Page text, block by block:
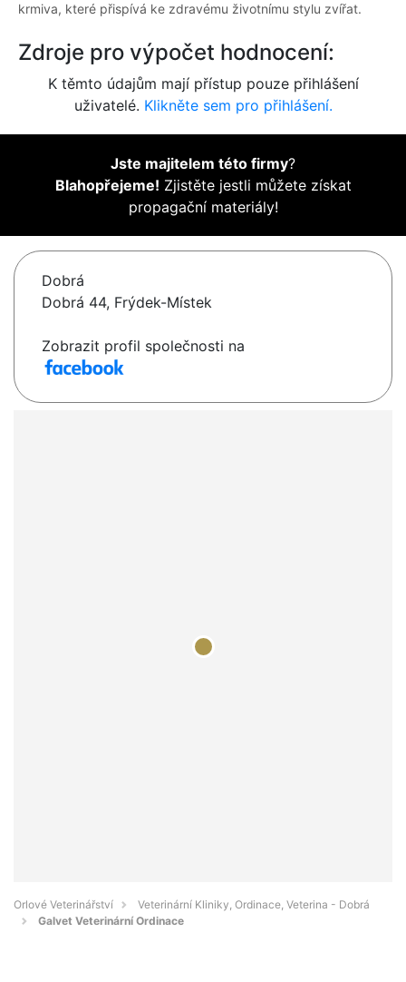
krmiva, které přispívá ke zdravému životnímu stylu zvířat.
Zdroje pro výpočet hodnocení:
K těmto údajům mají přístup pouze přihlášení
uživatelé. Klikněte sem pro přihlášení.
Jste majitelem této firmy?
Blahopřejeme! Zjistěte jestli můžete získat
propagační materiály!
Dobrá
Dobrá 44, Frýdek-Místek
Zobrazit profil společnosti na
Orlové Veterinářství
Veterinární Kliniky, Ordinace, Veterina - Dobrá
Galvet Veterinární Ordinace